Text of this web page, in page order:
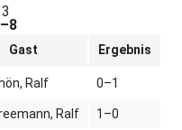
Gast Ergebnis
Ralf 0–1
Ralf 1–0